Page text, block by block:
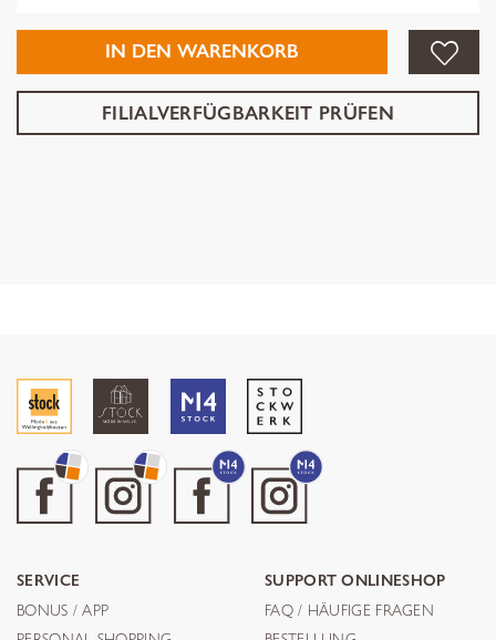
IN DEN WARENKORB
FILIALVERFÜGBARKEIT PRÜFEN
SERVICE
BONUS / APP
SUPPORT ONLINESHOP
FAQ / HÄUFIGE FRAGEN